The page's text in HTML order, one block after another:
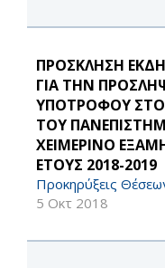
ΠΡΟΣΚΛΗΣΗ
ΓΙΑ ΤΗΝ
ΥΠΟΤΡΟΦΟΥ
ΤΟΥ
ΧΕΙΜΕΡΙΝΟ
ΕΤΟΥΣ 2018-2019
Προκηρύξεις
5 Οκτ 2018